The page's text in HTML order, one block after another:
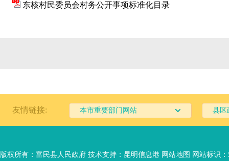
东核村民委员会村务公开事项标准化目录
友情链接: 本市重要部门网站 县区
版权所有：富民县人民政府 技术支持： 昆明信息港 网站地图 网站标识：